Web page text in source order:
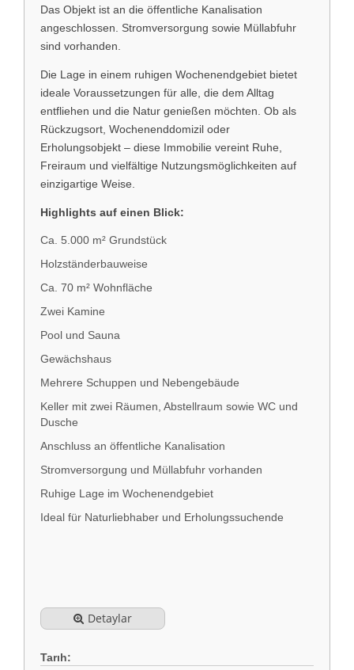
Das Objekt ist an die öffentliche Kanalisation
angeschlossen. Stromversorgung sowie Müllabfuhr
sind vorhanden.
Die Lage in einem ruhigen Wochenendgebiet bietet
ideale Voraussetzungen für alle, die dem Alltag
entfliehen und die Natur genießen möchten. Ob als
Rückzugsort, Wochenenddomizil oder
Erholungsobjekt – diese Immobilie vereint Ruhe,
Freiraum und vielfältige Nutzungsmöglichkeiten auf
einzigartige Weise.
Highlights auf einen Blick:
Ca. 5.000 m² Grundstück
Holzständerbauweise
Ca. 70 m² Wohnfläche
Zwei Kamine
Pool und Sauna
Gewächshaus
Mehrere Schuppen und Nebengebäude
Keller mit zwei Räumen, Abstellraum sowie WC und
Dusche
Anschluss an öffentliche Kanalisation
Stromversorgung und Müllabfuhr vorhanden
Ruhige Lage im Wochenendgebiet
Ideal für Naturliebhaber und Erholungssuchende
Detaylar
Tarıh: